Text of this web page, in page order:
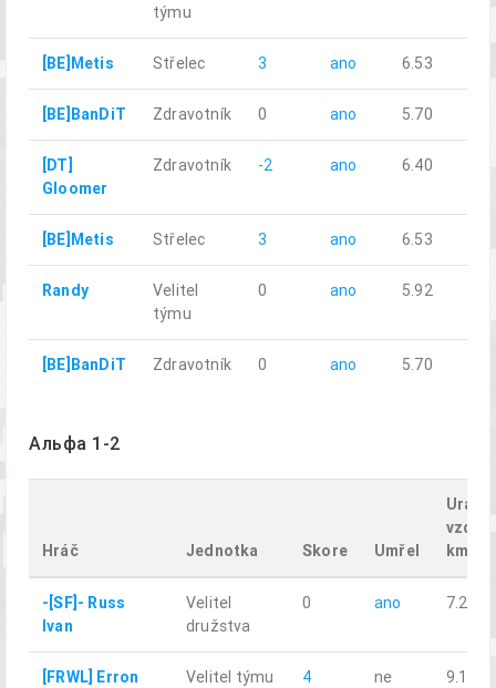
týmu
[BE]Metis Střelec 3 ano 6.53
[BE]BanDiT Zdravotník 0 ano 5.70
[DT]
Gloomer
Zdravotník -2 ano 6.40
[BE]Metis Střelec 3 ano 6.53
Randy
Velitel
týmu
0 ano 5.92
[BE]BanDiT Zdravotník 0 ano 5.70
Альфа 1-2
Hráč Jednotka Skore Umřel
km
-[SF]- Russ
Ivan
Velitel
družstva
0 ano 7.23
[FRWL] Erron Velitel týmu 4 ne 9.15